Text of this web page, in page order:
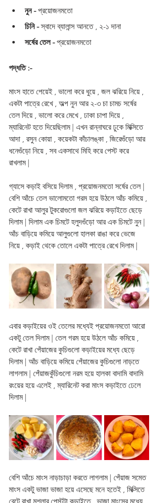
নুন - প্রয়োজনমতো
চিনি - স্বাদে ব্যালান্স আনতে , ২-১ দানা
সর্ষের তেল - প্রয়োজনমতো
পদ্ধতি :-
মাংস হাতে পেয়েই , ভালো করে ধুয়ে , জল ঝরিয়ে নিয়ে ,
একটা পাত্রে রেখে , অল্প নুন আর ২-৩ চা চামচ সর্ষের
তেল দিয়ে , ভালো করে মেখে , ঢাকা চাপা দিয়ে ,
ম্যারিনেট হতে দিয়েছিলাম | এখন রান্নাঘরে ঢুকে মিক্সিতে
আদা , রসুন কোয়া , কয়েকটা কাঁচালঙ্কা , জিরেগুঁড়ো আর
ধনেগুঁড়ো নিয়ে , সব একসাথে মিহি করে পেস্ট করে
রাখলাম |
গ্যাসে কড়াই বসিয়ে দিলাম , প্রয়োজনমতো সর্ষের তেল |
বেশি আঁচে তেল ভালোমতো গরম হয়ে উঠলে আঁচ কমিয়ে ,
কেটে রাখা আলুর টুকরোগুলো জল ঝরিয়ে কড়াইতে ছেড়ে
দিলাম | দিলাম এক চিমটে হলুদগুঁড়ো আর এক চিমটে নুন |
আঁচ বাড়িয়ে কমিয়ে আলুগুলো হালকা রাঙা করে ভেজে
নিয়ে , কড়াই থেকে তোলে একটা পাত্রে রেখে দিলাম |
এবার কড়াইয়ের ওই তেলের মধ্যেই প্রয়োজনমতো আরো
একটু তেল দিলাম | তেল গরম হয়ে উঠলে আঁচ কমিয়ে ,
কেটে রাখা পেঁয়াজের কুচিগুলো কড়াইয়ের মধ্যে ছেড়ে
দিলাম | আঁচ বাড়িয়ে কমিয়ে পেঁয়াজের কুচিগুলো নাড়তে
লাগলাম | পেঁয়াজকুঁচিগুলো নরম হয়ে হালকা বাদামি বাদামি
রংয়ের হয়ে এলেই , ম্যারিনেট করা মাংস কড়াইতে ঢেলে
দিলাম |
বেশি আঁচে মাংস নাড়াচাড়া করতে লাগলাম | পেঁয়াজ সমেত
মাংস একটু ভাজা ভাজা হয়ে এসেছে মনে হতেই , মিক্সিতে
বেটে রাখা মশলার পেস্টটা কড়াইতে , ভাজা মাংসের মধ্যে